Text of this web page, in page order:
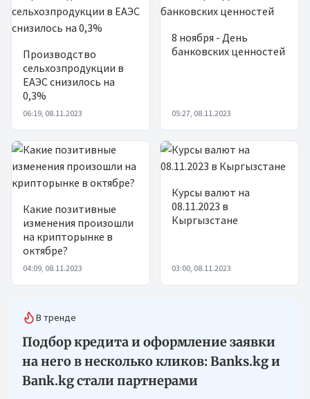
Производство
сельхозпродукции в
ЕАЭС снизилось на
0,3%
06:19, 08.11.2023
8 ноября - День
банковских ценностей
05:27, 08.11.2023
Какие позитивные
изменения произошли
на крипторынке в
октябре?
04:09, 08.11.2023
Курсы валют на
08.11.2023 в
Кыргызстане
03:00, 08.11.2023
В тренде
Подбор кредита и оформление заявки
на него в несколько кликов: Banks.kg и
Bank.kg стали партнерами